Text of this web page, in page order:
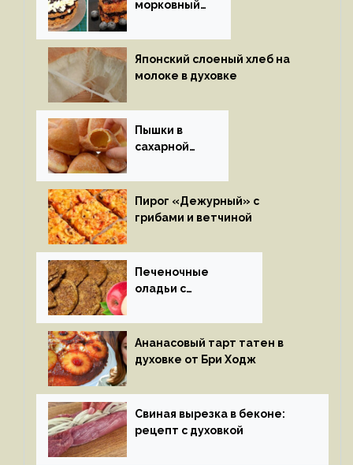
морковный
Японский слоеный хлеб на
молоке в духовке
Пышки в
сахарной
Пирог «Дежурный» с
грибами и ветчиной
Печеночные
оладьи с
Ананасовый тарт татен в
духовке от Бри Ходж
Свиная вырезка в беконе:
рецепт с духовкой